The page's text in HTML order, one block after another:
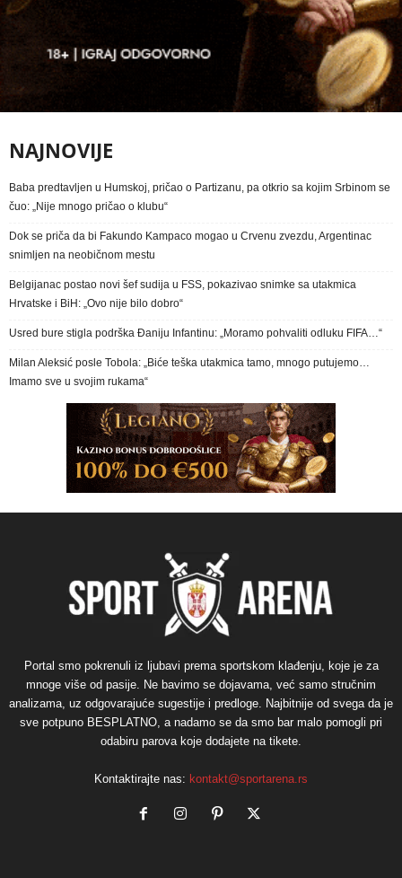
NAJNOVIJE
Baba predtavljen u Humskoj, pričao o Partizanu, pa otkrio sa kojim Srbinom se
čuo: „Nije mnogo pričao o klubu“
Dok se priča da bi Fakundo Kampaco mogao u Crvenu zvezdu, Argentinac
snimljen na neobičnom mestu
Belgijanac postao novi šef sudija u FSS, pokazivao snimke sa utakmica
Hrvatske i BiH: „Ovo nije bilo dobro“
Usred bure stigla podrška Đaniju Infantinu: „Moramo pohvaliti odluku FIFA…“
Milan Aleksić posle Tobola: „Biće teška utakmica tamo, mnogo putujemo…
Imamo sve u svojim rukama“
Portal smo pokrenuli iz ljubavi prema sportskom klađenju, koje je za
mnoge više od pasije. Ne bavimo se dojavama, već samo stručnim
analizama, uz odgovarajuće sugestije i predloge. Najbitnije od svega da je
sve potpuno BESPLATNO, a nadamo se da smo bar malo pomogli pri
odabiru parova koje dodajete na tikete.
Kontaktirajte nas: kontakt@sportarena.rs